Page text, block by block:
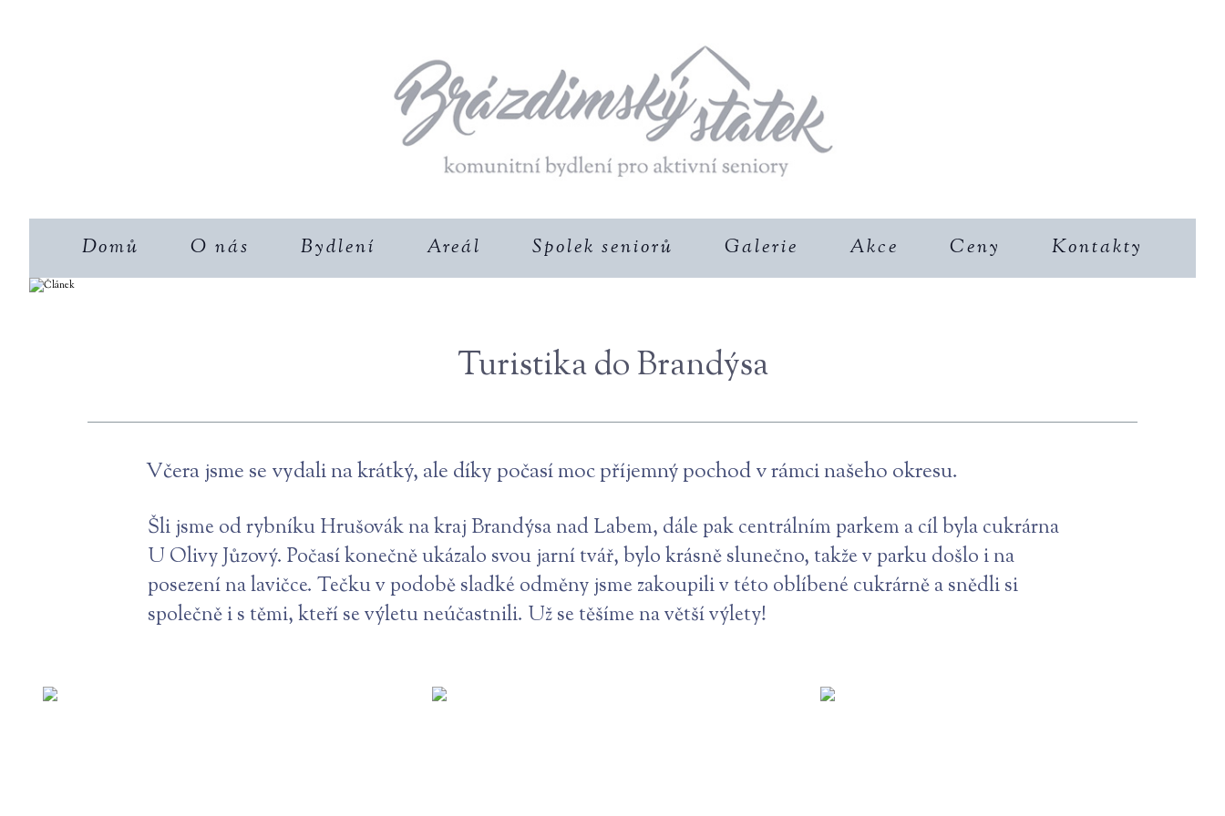
Domů O nás Bydlení Areál Spolek seniorů Galerie Akce Ceny Kontakty
Turistika do Brandýsa
Včera jsme se vydali na krátký, ale díky počasí moc příjemný pochod v rámci našeho okresu.
Šli jsme od rybníku Hrušovák na kraj Brandýsa nad Labem, dále pak centrálním parkem a cíl byla cukrárna
U Olivy Jůzový. Počasí konečně ukázalo svou jarní tvář, bylo krásně slunečno, takže v parku došlo i na
posezení na lavičce. Tečku v podobě sladké odměny jsme zakoupili v této oblíbené cukrárně a snědli si
společně i s těmi, kteří se výletu neúčastnili. Už se těšíme na větší výlety!